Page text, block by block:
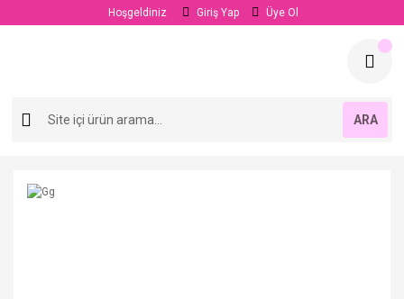
Hoşgeldiniz Giriş Yap Üye Ol
ARA